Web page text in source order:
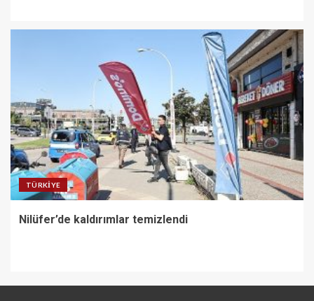
TÜRKIYE
Nilüfer’de kaldırımlar temizlendi